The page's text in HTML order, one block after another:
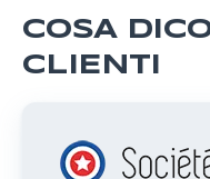
COSA
CLIENTI